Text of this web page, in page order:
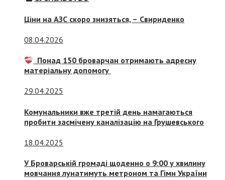
Ціни на АЗС скоро знизяться, – Свириденко
08.04.2026
Понад 150 броварчан отримають адресну
матеріальну допомогу
29.04.2025
Комунальники вже третій день намагаються
пробити засмічену каналізацію на Грушевського
18.04.2025
У Броварській громаді щоденно о 9:00 у хвилину
мовчання лунатимуть метроном та Гімн України